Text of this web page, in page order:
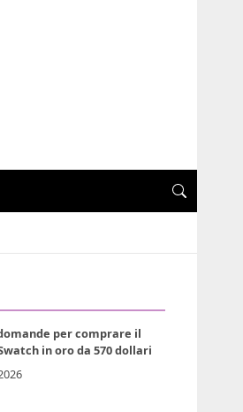
per comprare il
in oro da 570 dollari